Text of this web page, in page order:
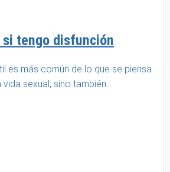
si tengo disfunción
es más común de lo que se piensa
sexual, sino también...